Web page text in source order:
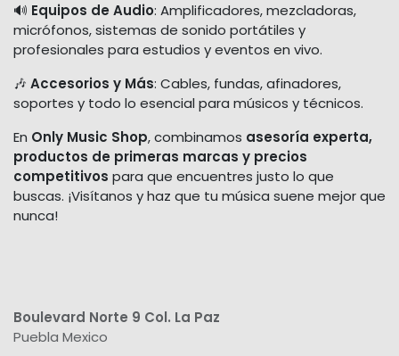
🔊 Equipos de Audio: Amplificadores, mezcladoras,
micrófonos, sistemas de sonido portátiles y
profesionales para estudios y eventos en vivo.
🎶 Accesorios y Más: Cables, fundas, afinadores,
soportes y todo lo esencial para músicos y técnicos.
En Only Music Shop, combinamos asesoría experta,
productos de primeras marcas y precios
competitivos para que encuentres justo lo que
buscas. ¡Visítanos y haz que tu música suene mejor que
nunca!
Boulevard Norte 9 Col. La Paz
Puebla Mexico